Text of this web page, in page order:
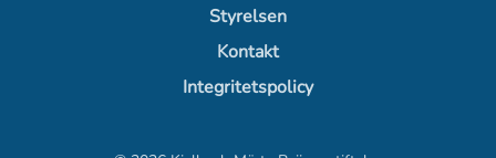
Styrelsen
Kontakt
Integritetspolicy